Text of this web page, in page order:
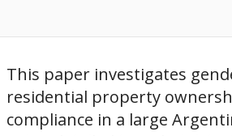
This paper investigates
residential property
compliance in a large